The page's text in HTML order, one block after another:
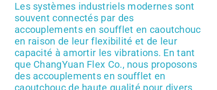
Les systèmes industriels modernes sont
souvent connectés par des
accouplements en soufflet en caoutchouc
en raison de leur flexibilité et de leur
capacité à amortir les vibrations. En tant
que ChangYuan Flex Co., nous proposons
des accouplements en soufflet en
caoutchouc de haute qualité pour divers